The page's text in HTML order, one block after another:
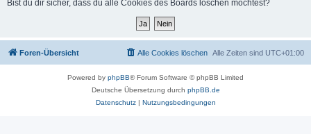
Bist du dir sicher, dass du alle Cookies des Boards löschen möchtest?
Foren-Übersicht Alle Zeiten sind UTC+01:00
Alle Cookies löschen
Powered by phpBB® Forum Software © phpBB Limited
Deutsche Übersetzung durch phpBB.de
Datenschutz| Nutzungsbedingungen